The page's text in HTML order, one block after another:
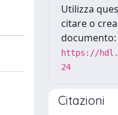
Utilizza
citare o
documento:
https://
24
Citazioni